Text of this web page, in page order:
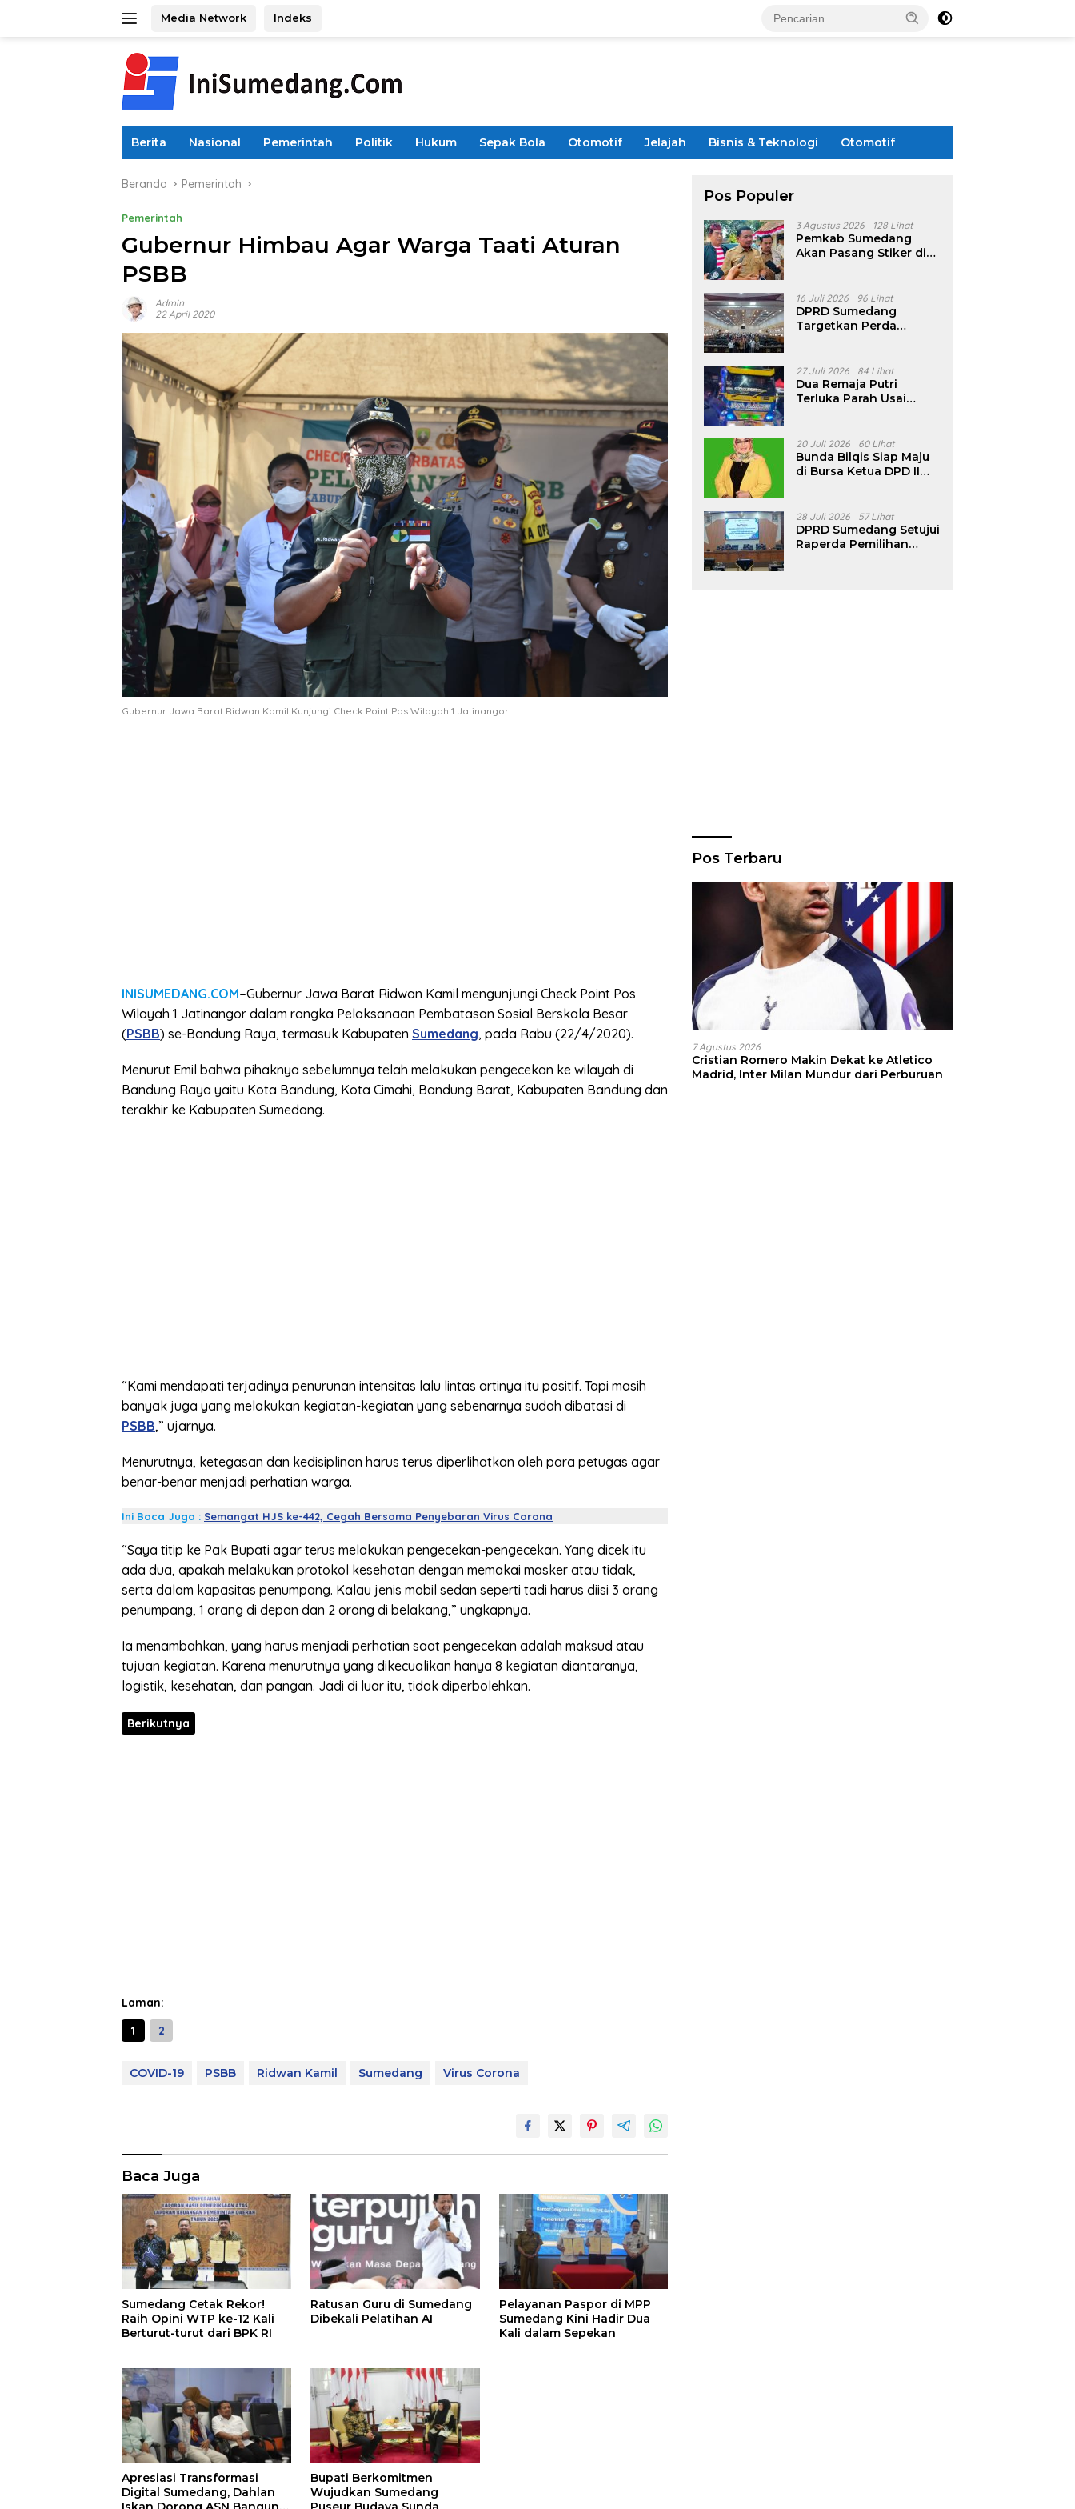
Media Network Indeks
Berita Nasional Pemerintah Politik Hukum Sepak Bola Otomotif Jelajah Bisnis & Teknologi Otomotif
Beranda Pemerintah
Pemerintah
Gubernur Himbau Agar Warga Taati Aturan
PSBB
Admin
22 April 2020
Gubernur Jawa Barat Ridwan Kamil Kunjungi Check Point Pos Wilayah 1 Jatinangor
INISUMEDANG.COM–Gubernur Jawa Barat Ridwan Kamil mengunjungi Check Point Pos
Wilayah 1 Jatinangor dalam rangka Pelaksanaan Pembatasan Sosial Berskala Besar
(PSBB) se-Bandung Raya, termasuk Kabupaten Sumedang, pada Rabu (22/4/2020).
Menurut Emil bahwa pihaknya sebelumnya telah melakukan pengecekan ke wilayah di
Bandung Raya yaitu Kota Bandung, Kota Cimahi, Bandung Barat, Kabupaten Bandung dan
terakhir ke Kabupaten Sumedang.
“Kami mendapati terjadinya penurunan intensitas lalu lintas artinya itu positif. Tapi masih
banyak juga yang melakukan kegiatan-kegiatan yang sebenarnya sudah dibatasi di
PSBB,” ujarnya.
Menurutnya, ketegasan dan kedisiplinan harus terus diperlihatkan oleh para petugas agar
benar-benar menjadi perhatian warga.
Ini Baca Juga : Semangat HJS ke-442, Cegah Bersama Penyebaran Virus Corona
“Saya titip ke Pak Bupati agar terus melakukan pengecekan-pengecekan. Yang dicek itu
ada dua, apakah melakukan protokol kesehatan dengan memakai masker atau tidak,
serta dalam kapasitas penumpang. Kalau jenis mobil sedan seperti tadi harus diisi 3 orang
penumpang, 1 orang di depan dan 2 orang di belakang,” ungkapnya.
Ia menambahkan, yang harus menjadi perhatian saat pengecekan adalah maksud atau
tujuan kegiatan. Karena menurutnya yang dikecualikan hanya 8 kegiatan diantaranya,
logistik, kesehatan, dan pangan. Jadi di luar itu, tidak diperbolehkan.
Berikutnya
Laman:
1
2
COVID-19 PSBB Ridwan Kamil Sumedang Virus Corona
Baca Juga
Sumedang Cetak Rekor!
Raih Opini WTP ke-12 Kali
Berturut-turut dari BPK RI
Ratusan Guru di Sumedang
Dibekali Pelatihan AI
Pelayanan Paspor di MPP
Sumedang Kini Hadir Dua
Kali dalam Sepekan
Apresiasi Transformasi
Digital Sumedang, Dahlan
Bupati Berkomitmen
Wujudkan Sumedang
Pos Populer
3 Agustus 2026 128 Lihat
Pemkab Sumedang
Akan Pasang Stiker di
16 Juli 2026 96 Lihat
DPRD Sumedang
Targetkan Perda
Pencalonan Diperjelas
27 Juli 2026 84 Lihat
Dua Remaja Putri
Terluka Parah Usai
Tanjungsari Sumedang
20 Juli 2026 60 Lihat
Bunda Bilqis Siap Maju
di Bursa Ketua DPD II
28 Juli 2026 57 Lihat
DPRD Sumedang Setujui
Raperda Pemilihan
Pos Terbaru
7 Agustus 2026
Cristian Romero Makin Dekat ke Atletico
Madrid, Inter Milan Mundur dari Perburuan